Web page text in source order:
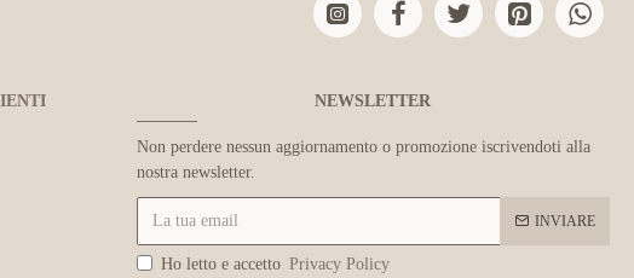
NEWSLETTER
Non perdere nessun aggiornamento o promozione iscrivendoti alla
nostra newsletter.
INVIARE
Ho letto e accetto Privacy Policy